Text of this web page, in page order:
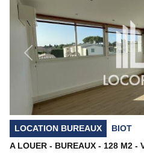
Previous
LOCATION BUREAUX
BIOT
A LOUER - BUREAUX - 128 M2 -